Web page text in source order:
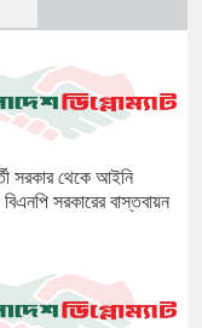
সরকার থেকে আইনি
সরকারের বাস্তবায়ন